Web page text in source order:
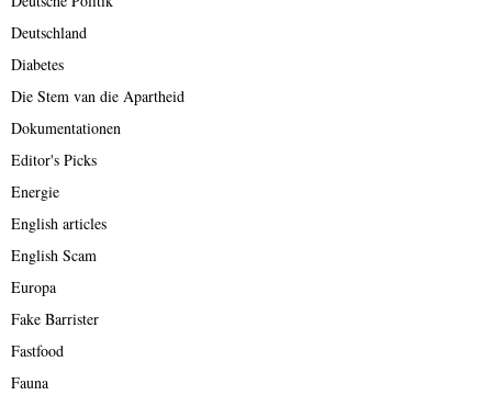
Deutschland
Diabetes
Die Stem van die Apartheid
Dokumentationen
Editor's Picks
Energie
English articles
English Scam
Europa
Fake Barrister
Fastfood
Fauna